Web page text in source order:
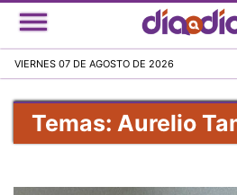
Pasar
al
VIERNES 07 DE AGOSTO DE 2026
Temas: Aurelio